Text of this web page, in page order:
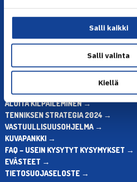
Salli kaikki
Salli valinta
Kiellä
Puh. 010 574 3959
Toimiston puhelinajat:
Muina aikoina olkaa yhteydessä
sähköpostitse: toimisto@tennis.fi
KAIKKI YHTEYSTIEDOT →
ALOITA HARRASTUS →
ALOITA KILPAILEMINEN →
TENNIKSEN STRATEGIA 2024 →
VASTUULLISUUSOHJELMA →
KUVAPANKKI →
FAQ – USEIN KYSYTYT KYSYMYKSET →
EVÄSTEET →
TIETOSUOJASELOSTE →